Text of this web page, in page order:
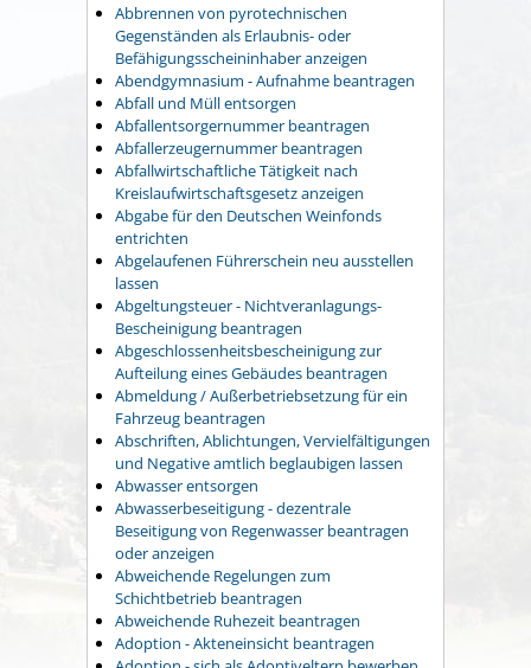
Abbrennen von pyrotechnischen
Gegenständen als Erlaubnis- oder
Befähigungsscheininhaber anzeigen
Abendgymnasium - Aufnahme beantragen
Abfall und Müll entsorgen
Abfallentsorgernummer beantragen
Abfallerzeugernummer beantragen
Abfallwirtschaftliche Tätigkeit nach
Kreislaufwirtschaftsgesetz anzeigen
Abgabe für den Deutschen Weinfonds
entrichten
Abgelaufenen Führerschein neu ausstellen
lassen
Abgeltungsteuer - Nichtveranlagungs-
Bescheinigung beantragen
Abgeschlossenheitsbescheinigung zur
Aufteilung eines Gebäudes beantragen
Abmeldung / Außerbetriebsetzung für ein
Fahrzeug beantragen
Abschriften, Ablichtungen, Vervielfältigungen
und Negative amtlich beglaubigen lassen
Abwasser entsorgen
Abwasserbeseitigung - dezentrale
Beseitigung von Regenwasser beantragen
oder anzeigen
Abweichende Regelungen zum
Schichtbetrieb beantragen
Abweichende Ruhezeit beantragen
Adoption - Akteneinsicht beantragen